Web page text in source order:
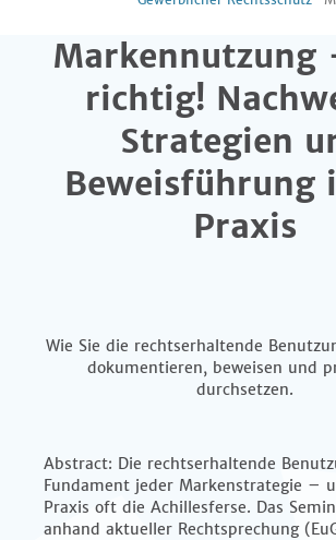
Markennutzung
richtig!
Strategien
Beweisführung
Praxis
Wie Sie die rechtserhaltende
dokumentieren, beweisen und
durchsetzen.
Abstract: Die rechtserhaltende
Fundament jeder Markenstrategie –
Praxis oft die Achillesferse. Das
anhand aktueller Rechtsprechung